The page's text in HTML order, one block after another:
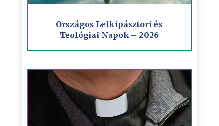
Országos Lelkipásztori és
Teológiai Napok – 2026